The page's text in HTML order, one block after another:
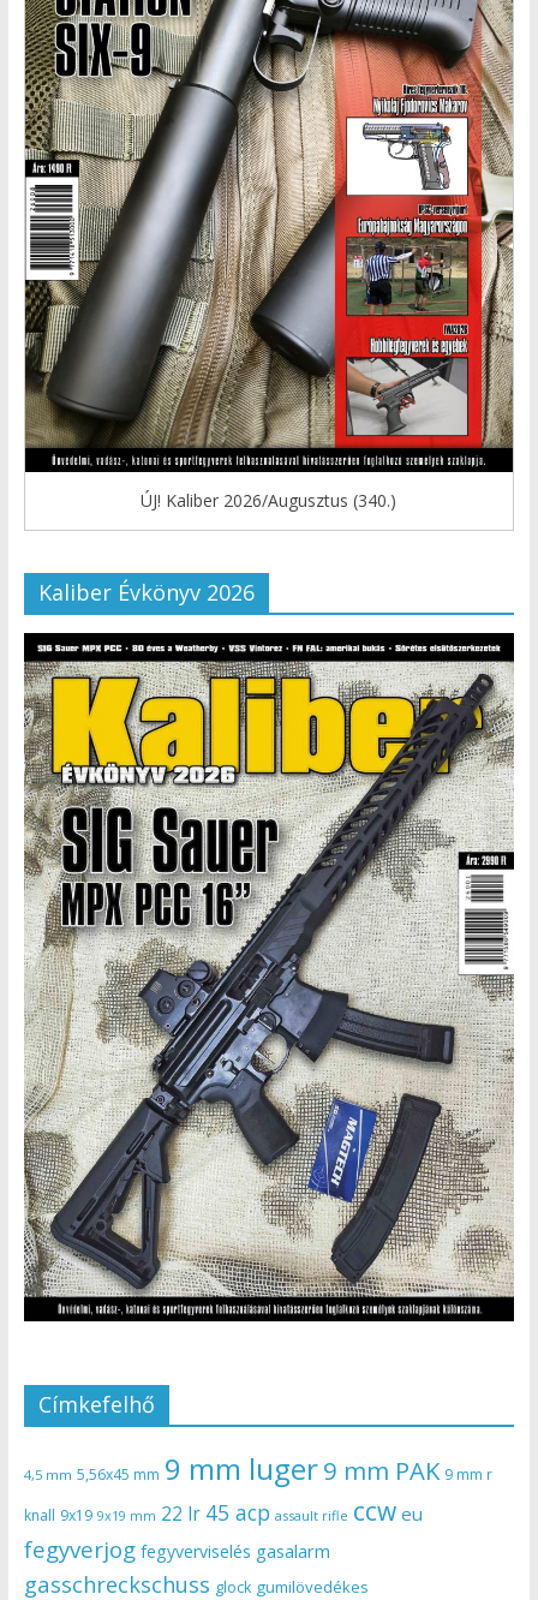
ÚJ! Kaliber 2026/Augusztus (340.)
Kaliber Évkönyv 2026
Címkefelhő
4,5 mm 5,56x45 mm 9 mm luger9 mm PAK 9 mm r
knall 9x19 9x19 mm 22 lr 45 acp assault rifle ccw eu
fegyverjog fegyverviselés gasalarm
gasschreckschuss glock gumilövedékes